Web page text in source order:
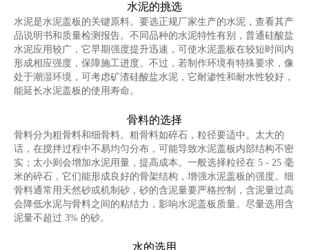
水泥的挑选
水泥是水泥盖板的关键原料。要选正规厂家生产的水泥，查看其产
品说明书和质量检测报告。不同品种的水泥特性有别，普通硅酸盐
水泥应用较广，它早期强度提升迅速，可使水泥盖板在较短时间内
形成相应强度，保障施工进度。不过，若制作环境有特殊要求，像
处于潮湿环境，可考虑矿渣硅酸盐水泥，它耐渗性和耐水性较好，
能延长水泥盖板的使用寿命。
骨料的选择
骨料分为粗骨料和细骨料。粗骨料如碎石，粒径要适中。太大的
话，在搅拌过程中不易均匀分布，可能导致水泥盖板内部结构不密
实；太小则会增加水泥用量，提高成本。一般选择粒径在 5 - 25 毫
米的碎石，它们能形成良好的骨架结构，增强水泥盖板的强度。细
骨料通常用天然砂或机制砂，砂的含泥量要严格控制，含泥量过高
会降低水泥与骨料之间的粘结力，影响水泥盖板质量。尽量选用含
泥量不超过 3% 的砂。
水的选用